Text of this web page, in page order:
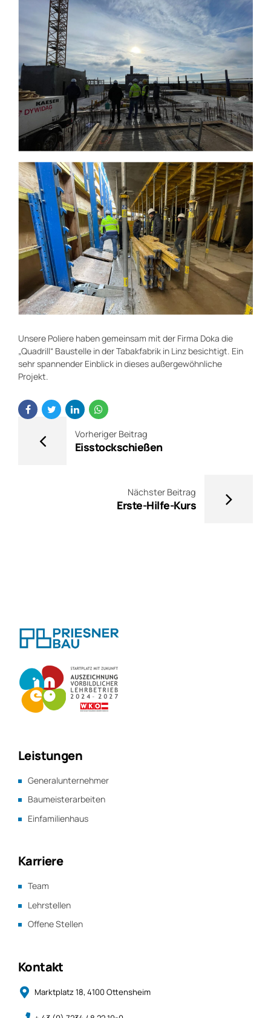
Unsere Poliere haben gemeinsam mit der Firma Doka die
„Quadrill“ Baustelle in der Tabakfabrik in Linz besichtigt. Ein
sehr spannender Einblick in dieses außergewöhnliche
Projekt.
Vorheriger Beitrag
Eisstockschießen
Nächster Beitrag
Erste-Hilfe-Kurs
Leistungen
Generalunternehmer
Baumeisterarbeiten
Einfamilienhaus
Karriere
Team
Lehrstellen
Offene Stellen
Kontakt
Marktplatz 18, 4100 Ottensheim